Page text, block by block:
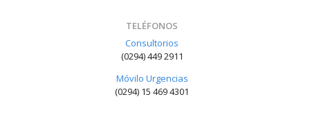
TELÉFONOS
Consultorios
(0294) 449 2911
Móvilo Urgencias
(0294) 15 469 4301